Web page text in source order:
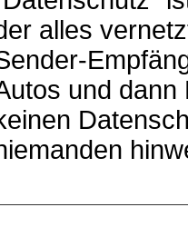
alles
und dann